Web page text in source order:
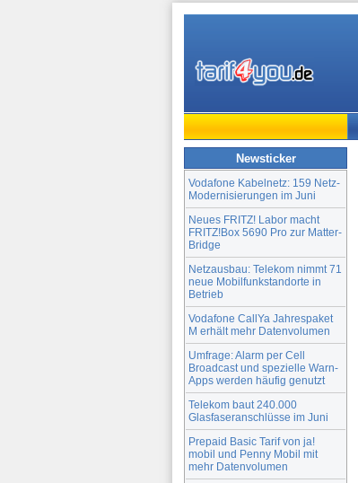
Newsticker
Vodafone Kabelnetz: 159 Netz-
Modernisierungen im Juni
Neues FRITZ! Labor macht
FRITZ!Box 5690 Pro zur Matter-
Bridge
Netzausbau: Telekom nimmt 71
neue Mobilfunkstandorte in
Betrieb
Vodafone CallYa Jahrespaket
M erhält mehr Datenvolumen
Umfrage: Alarm per Cell
Broadcast und spezielle Warn-
Apps werden häufig genutzt
Telekom baut 240.000
Glasfaseranschlüsse im Juni
Prepaid Basic Tarif von ja!
mobil und Penny Mobil mit
mehr Datenvolumen